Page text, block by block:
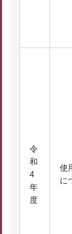
令
和
4
年
度
使
に